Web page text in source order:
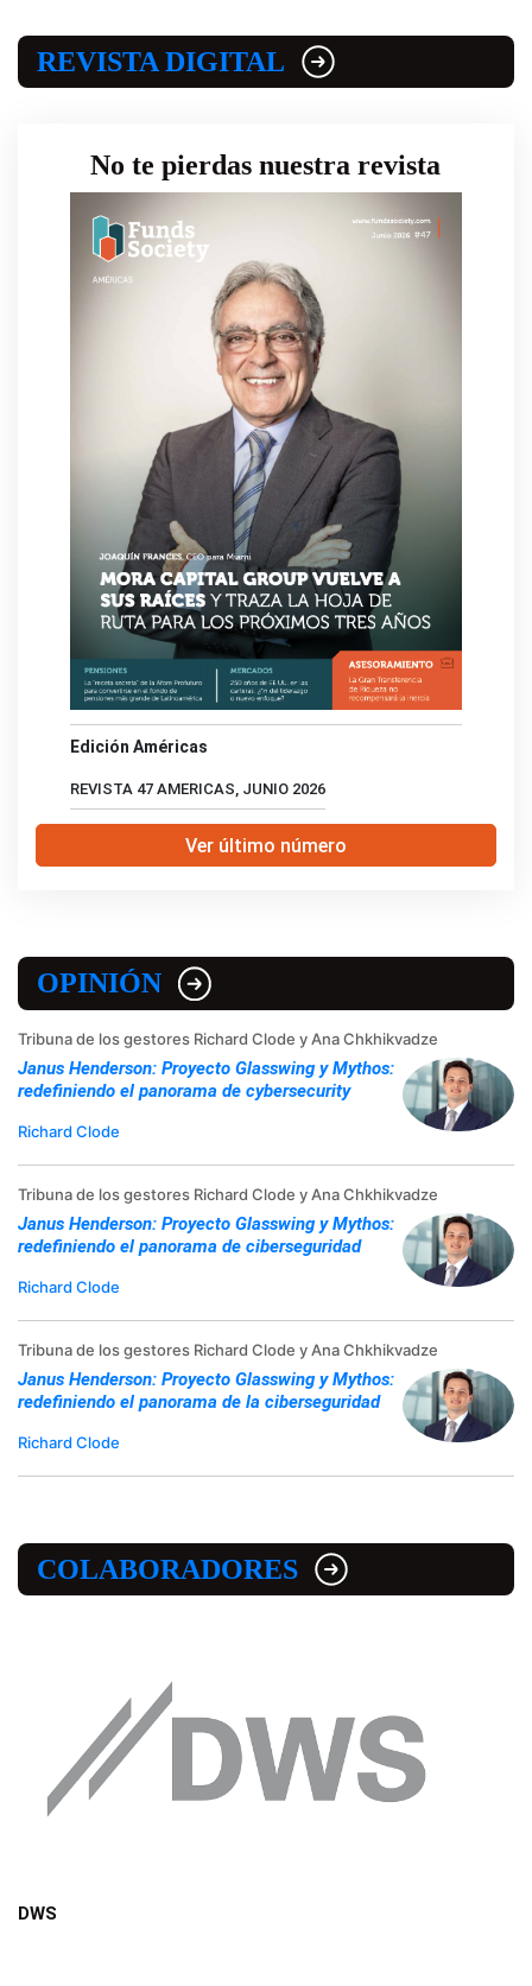
REVISTA DIGITAL
No te pierdas nuestra revista
Edición Américas
REVISTA 47 AMERICAS, JUNIO 2026
Ver último número
OPINIÓN
Tribuna de los gestores Richard Clode y Ana Chkhikvadze
Janus Henderson: Proyecto Glasswing y Mythos:
redefiniendo el panorama de cybersecurity
Richard Clode
Tribuna de los gestores Richard Clode y Ana Chkhikvadze
Janus Henderson: Proyecto Glasswing y Mythos:
redefiniendo el panorama de ciberseguridad
Richard Clode
Tribuna de los gestores Richard Clode y Ana Chkhikvadze
Janus Henderson: Proyecto Glasswing y Mythos:
redefiniendo el panorama de la ciberseguridad
Richard Clode
COLABORADORES
DWS